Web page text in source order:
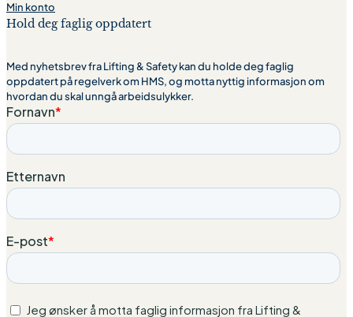
Min konto
Hold deg faglig oppdatert
Med nyhetsbrev fra Lifting & Safety kan du holde deg faglig
oppdatert på regelverk om HMS, og motta nyttig informasjon om
hvordan du skal unngå arbeidsulykker.